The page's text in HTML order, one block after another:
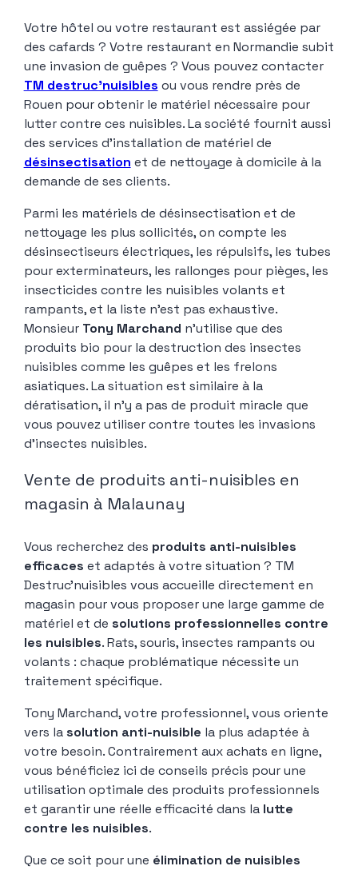
Votre hôtel ou votre restaurant est assiégée par
des cafards ? Votre restaurant en Normandie subit
une invasion de guêpes ? Vous pouvez contacter
TM destruc'nuisibles ou vous rendre près de
Rouen pour obtenir le matériel nécessaire pour
lutter contre ces nuisibles. La société fournit aussi
des services d’installation de matériel de
désinsectisation et de nettoyage à domicile à la
demande de ses clients.
Parmi les matériels de désinsectisation et de
nettoyage les plus sollicités, on compte les
désinsectiseurs électriques, les répulsifs, les tubes
pour exterminateurs, les rallonges pour pièges, les
insecticides contre les nuisibles volants et
rampants, et la liste n’est pas exhaustive.
Monsieur Tony Marchand n’utilise que des
produits bio pour la destruction des insectes
nuisibles comme les guêpes et les frelons
asiatiques. La situation est similaire à la
dératisation, il n’y a pas de produit miracle que
vous pouvez utiliser contre toutes les invasions
d’insectes nuisibles.
Vente de produits anti-nuisibles en
magasin à Malaunay
Vous recherchez des produits anti-nuisibles
efficaces et adaptés à votre situation ? TM
Destruc’nuisibles vous accueille directement en
magasin pour vous proposer une large gamme de
matériel et de solutions professionnelles contre
les nuisibles. Rats, souris, insectes rampants ou
volants : chaque problématique nécessite un
traitement spécifique.
Tony Marchand, votre professionnel, vous oriente
vers lasolution anti-nuisible la plus adaptée à
votre besoin. Contrairement aux achats en ligne,
vous bénéficiez ici de conseils précis pour une
utilisation optimale des produits professionnels
et garantir une réelle efficacité dans la lutte
contre les nuisibles.
Que ce soit pour une élimination de nuisibles